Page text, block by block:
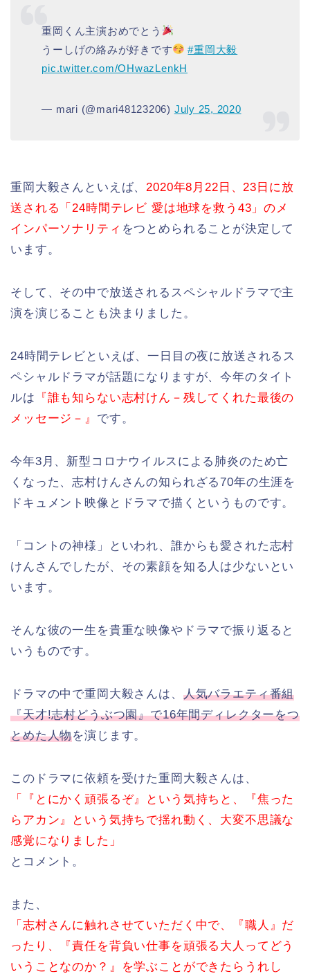
重岡くん主演おめでとう
うーしげの絡みが好きです
#重岡大毅
pic.twitter.com/OHwazLenkH
— mari (@mari48123206) July 25, 2020
重岡大毅さんといえば、2020年8月22日、23日に放
送される「24時間テレビ 愛は地球を救う43」のメ
インパーソナリティ をつとめられることが決定して
います。
そして、その中で放送されるスペシャルドラマで主
演を演じることも決まりました。
24時間テレビといえば、一日目の夜に放送されるス
ペシャルドラマが話題になりますが、今年のタイト
ルは 『誰も知らない志村けん－残してくれた最後の
メッセージ－』 です。
今年3月、新型コロナウイルスによる肺炎のため亡
くなった、志村けんさんの知られざる70年の生涯を
ドキュメント映像とドラマで描くというものです。
「コントの神様」といわれ、誰からも愛された志村
けんさんでしたが、その素顔を知る人は少ないとい
います。
そんな彼の一生を貴重な映像やドラマで振り返ると
いうものです。
ドラマの中で重岡大毅さんは、 人気バラエティ番組
『天才!志村どうぶつ園』で16年間ディレクターをつ
とめた人物を演じます。
このドラマに依頼を受けた重岡大毅さんは、
「『とにかく頑張るぞ』という気持ちと、『焦った
らアカン』という気持ちで揺れ動く、大変不思議な
感覚になりました」
とコメント。
また、
「志村さんに触れさせていただく中で、『職人』だ
ったり、『責任を背負い仕事を頑張る大人ってどう
いうことなのか？』を学ぶことができたらうれし